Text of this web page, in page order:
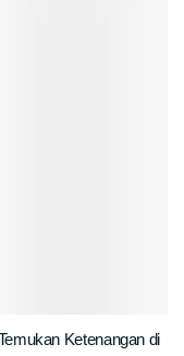
Ketenangan di